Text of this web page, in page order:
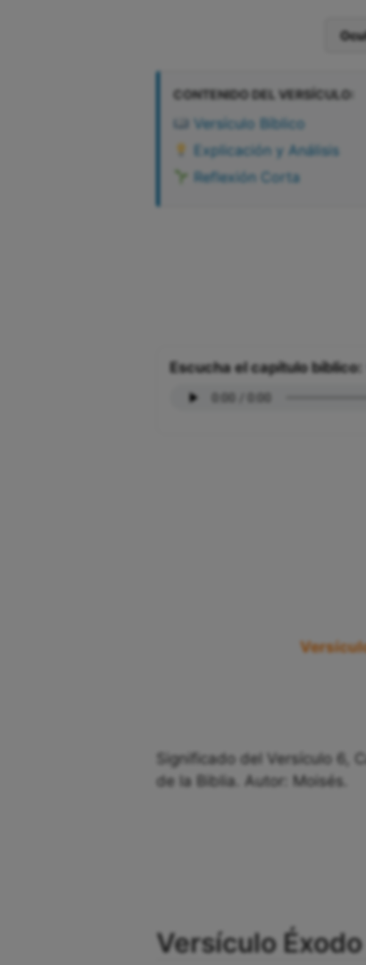
CONTENIDO DEL VERSÍCULO:
Versículo Bíblico
Explicación y Análisis
Reflexión Corta
Escucha el capítulo bíblico:
Significado del Versículo 6,
de la Biblia. Autor: Moisés.
Versículo Éxodo